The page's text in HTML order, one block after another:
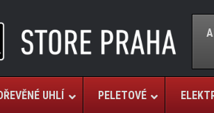
UHLÍ PELETOVÉ